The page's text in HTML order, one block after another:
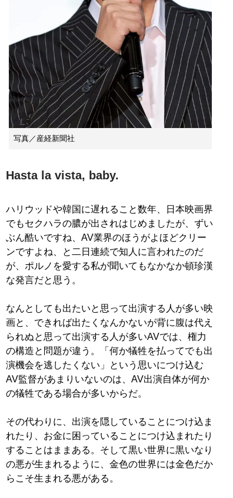
写真／産経新聞社
Hasta la vista, baby.
ハリウッドや韓国に遅れること数年、日本映画界
でもセクハラの膿が出されはじめましたが、ずい
ぶん酷いですね、AV業界のほうがよほどクリー
ンですよね、と二日連続で知人に言われたのだ
が、ポルノを愛する私が聞いてもなかなか頓珍漢
な発言だと思う。
なんとしても出たいと思って出演する人が多い映
画と、できれば出たくなんかないが背に腹は代え
られぬと思って出演する人が多いAVでは、権力
の構造と問題が違う。「何か犠牲を払ってでも出
演機会を逃したくない」という思いにつけ込む
AV監督があまりいないのは、AV出演自体が何か
の犠牲である場合が多いからだ。
その代わりに、出演を隠していることにつけ込ま
れたり、お金に困っていることにつけ込まれたり
することはままある。そして黒い世界に黒いなり
の悪が生まれるように、金色の世界には金色だか
らこそ生まれる悪がある。